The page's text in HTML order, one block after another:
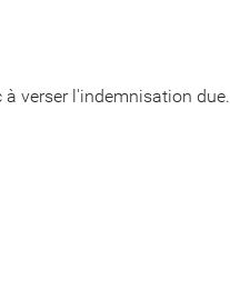
verser l'indemnisation due.